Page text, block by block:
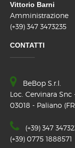
Vittorio Barni
Amministrazione
(+39) 347 3473235
CONTATTI
BeBop S.r.l.
Loc. Cervinara
03018 - Paliano
(+39) 347
(+39) 0775 1888571